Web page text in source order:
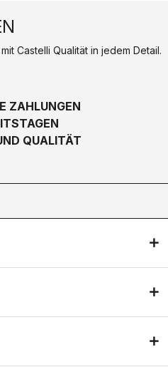
Castelli Qualität in jedem Detail.
ZAHLUNGEN
QUALITÄT